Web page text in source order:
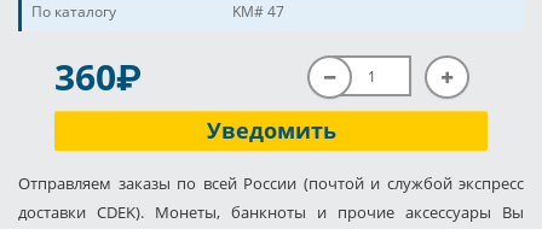
По каталогу
KM# 47
360P
Уведомить
Отправляем заказы по всей России (почтой и службой экспресс
доставки CDEK). Монеты, банкноты и прочие аксессуары Вы